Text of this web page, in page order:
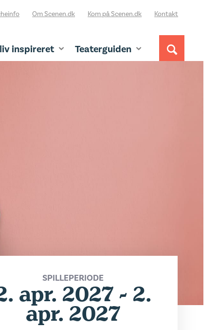
Om Scenen.dk Kom på Scenen.dk Kontakt
inspireret Teaterguiden
SPILLEPERIODE
apr. 2027 - 2.
apr. 2027